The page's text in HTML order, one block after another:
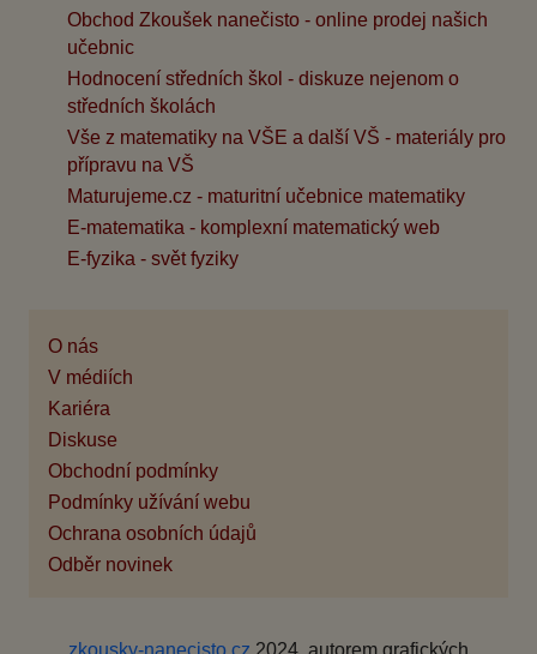
Obchod Zkoušek nanečisto - online prodej našich
učebnic
Hodnocení středních škol - diskuze nejenom o
středních školách
Vše z matematiky na VŠE a další VŠ - materiály pro
přípravu na VŠ
Maturujeme.cz - maturitní učebnice matematiky
E-matematika - komplexní matematický web
E-fyzika - svět fyziky
O nás
V médiích
Kariéra
Diskuse
Obchodní podmínky
Podmínky užívání webu
Ochrana osobních údajů
Odběr novinek